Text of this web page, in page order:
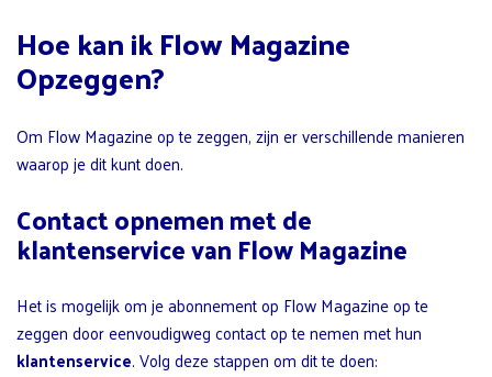
Hoe kan ik Flow Magazine
Opzeggen?
Om Flow Magazine op te zeggen, zijn er verschillende manieren
waarop je dit kunt doen.
Contact opnemen met de
klantenservice van Flow Magazine
Het is mogelijk om je abonnement op Flow Magazine op te
zeggen door eenvoudigweg contact op te nemen met hun
klantenservice. Volg deze stappen om dit te doen: